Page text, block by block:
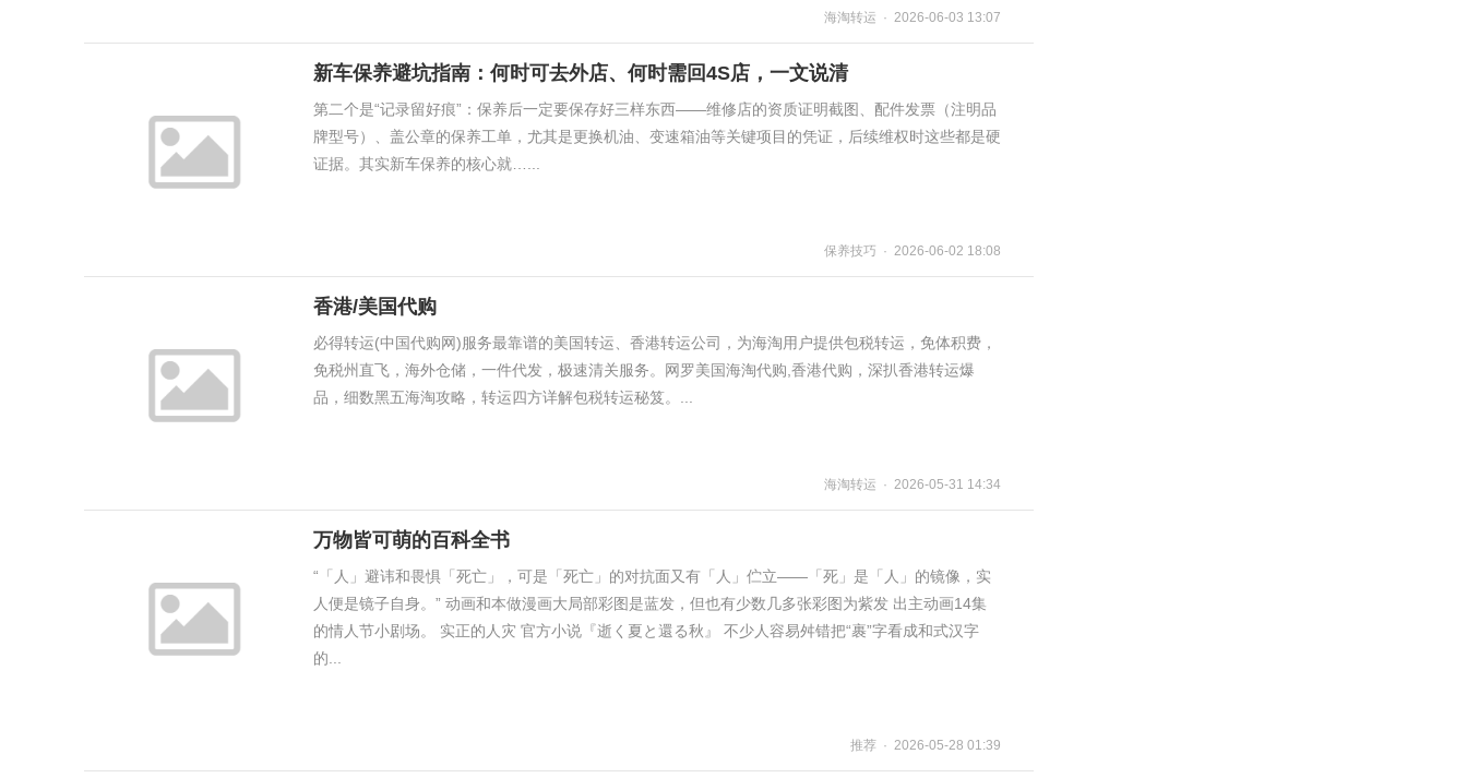
海淘转运 · 2026-06-03 13:07
新车保养避坑指南：何时可去外店、何时需回4S店，一文说清
第二个是“记录留好痕”：保养后一定要保存好三样东西——维修店的资质证明截图、配件发票（注明品
牌型号）、盖公章的保养工单，尤其是更换机油、变速箱油等关键项目的凭证，后续维权时这些都是硬
证据。其实新车保养的核心就…...
保养技巧 · 2026-06-02 18:08
香港/美国代购
必得转运(中国代购网)服务最靠谱的美国转运、香港转运公司，为海淘用户提供包税转运，免体积费，
免税州直飞，海外仓储，一件代发，极速清关服务。网罗美国海淘代购,香港代购，深扒香港转运爆
品，细数黑五海淘攻略，转运四方详解包税转运秘笈。...
海淘转运 · 2026-05-31 14:34
万物皆可萌的百科全书
“「人」避讳和畏惧「死亡」，可是「死亡」的对抗面又有「人」伫立——「死」是「人」的镜像，实
人便是镜子自身。” 动画和本做漫画大局部彩图是蓝发，但也有少数几多张彩图为紫发 出主动画14集
的情人节小剧场。 实正的人灾 官方小说『逝く夏と還る秋』 不少人容易舛错把“裹”字看成和式汉字
的...
推荐 · 2026-05-28 01:39